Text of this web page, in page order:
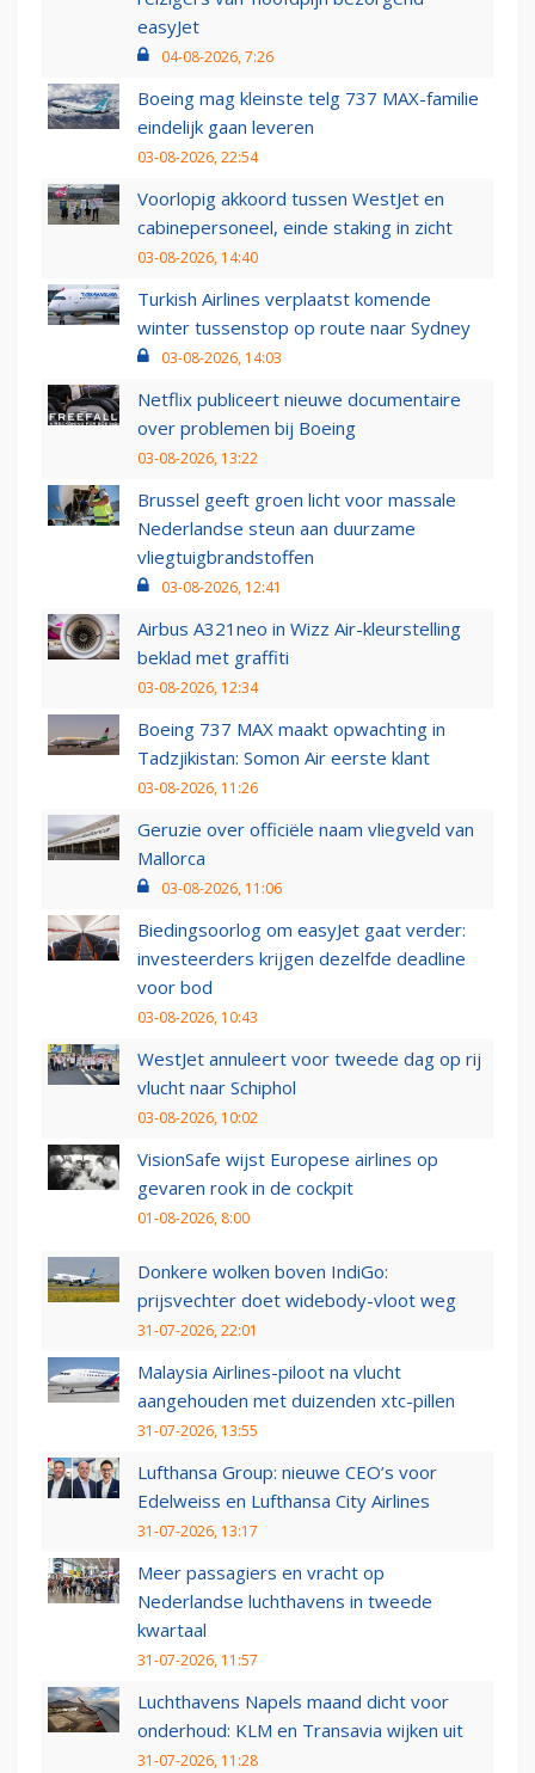
easyJet
04-08-2026, 7:26
Boeing mag kleinste telg 737 MAX-familie
eindelijk gaan leveren
03-08-2026, 22:54
Voorlopig akkoord tussen WestJet en
cabinepersoneel, einde staking in zicht
03-08-2026, 14:40
Turkish Airlines verplaatst komende
winter tussenstop op route naar Sydney
03-08-2026, 14:03
Netflix publiceert nieuwe documentaire
over problemen bij Boeing
03-08-2026, 13:22
Brussel geeft groen licht voor massale
Nederlandse steun aan duurzame
vliegtuigbrandstoffen
03-08-2026, 12:41
Airbus A321neo in Wizz Air-kleurstelling
beklad met graffiti
03-08-2026, 12:34
Boeing 737 MAX maakt opwachting in
Tadzjikistan: Somon Air eerste klant
03-08-2026, 11:26
Geruzie over officiële naam vliegveld van
Mallorca
03-08-2026, 11:06
Biedingsoorlog om easyJet gaat verder:
investeerders krijgen dezelfde deadline
voor bod
03-08-2026, 10:43
WestJet annuleert voor tweede dag op rij
vlucht naar Schiphol
03-08-2026, 10:02
VisionSafe wijst Europese airlines op
gevaren rook in de cockpit
01-08-2026, 8:00
Donkere wolken boven IndiGo:
prijsvechter doet widebody-vloot weg
31-07-2026, 22:01
Malaysia Airlines-piloot na vlucht
aangehouden met duizenden xtc-pillen
31-07-2026, 13:55
Lufthansa Group: nieuwe CEO’s voor
Edelweiss en Lufthansa City Airlines
31-07-2026, 13:17
Meer passagiers en vracht op
Nederlandse luchthavens in tweede
kwartaal
31-07-2026, 11:57
Luchthavens Napels maand dicht voor
onderhoud: KLM en Transavia wijken uit
31-07-2026, 11:28